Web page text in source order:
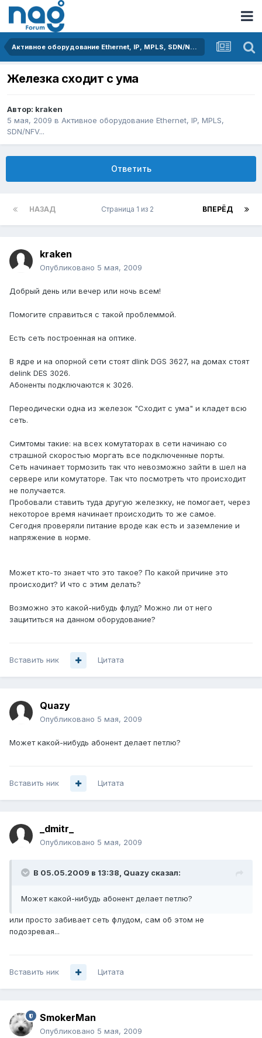
Активное оборудование Ethernet, IP, MPLS, SDN/NFV...
Железка сходит с ума
Автор: kraken
5 мая, 2009 в Активное оборудование Ethernet, IP, MPLS,
SDN/NFV...
Ответить
НАЗАД ВПЕРЁД
Страница 1 из 2
kraken
Опубликовано 5 мая, 2009
Добрый день или вечер или ночь всем!
Помогите справиться с такой проблеммой.
Есть сеть построенная на оптике.
В ядре и на опорной сети стоят dlink DGS 3627, на домах стоят
delink DES 3026.
Абоненты подключаются к 3026.
Переодически одна из железок "Сходит с ума" и кладет всю
сеть.
Симтомы такие: на всех комутаторах в сети начинаю со
страшной скоростью моргать все подключенные порты.
Сеть начинает тормозить так что невозможно зайти в шел на
сервере или комутаторе. Так что посмотреть что происходит
не получается.
Пробовали ставить туда другую железкку, не помогает, через
некоторое время начинает происходить то же самое.
Сегодня проверяли питание вроде как есть и заземление и
напряжение в норме.
Может кто-то знает что это такое? По какой причине это
происходит? И что с этим делать?
Возможно это какой-нибудь флуд? Можно ли от него
защититься на данном оборудование?
Вставить ник Цитата
Quazy
Опубликовано 5 мая, 2009
Может какой-нибудь абонент делает петлю?
Вставить ник Цитата
_dmitr_
Опубликовано 5 мая, 2009
В 05.05.2009 в 13:38, Quazy сказал:
Может какой-нибудь абонент делает петлю?
или просто забивает сеть флудом, сам об этом не
подозревая...
Вставить ник Цитата
SmokerMan
Опубликовано 5 мая, 2009